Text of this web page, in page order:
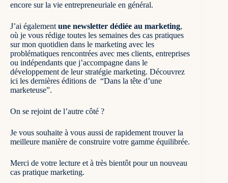
encore sur la vie entrepreneuriale en général.
J’ai également une newsletter dédiée au marketing,
où je vous rédige toutes les semaines des cas pratiques
sur mon quotidien dans le marketing avec les
problématiques rencontrées avec mes clients, entreprises
ou indépendants que j’accompagne dans le
développement de leur stratégie marketing. Découvrez
ici les dernières éditions de “Dans la tête d’une
marketeuse”.
On se rejoint de l’autre côté ?
Je vous souhaite à vous aussi de rapidement trouver la
meilleure manière de construire votre gamme équilibrée.
Merci de votre lecture et à très bientôt pour un nouveau
cas pratique marketing.